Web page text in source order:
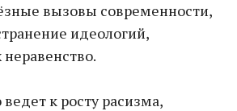
вызовы современности,
идеологий,
к росту расизма,